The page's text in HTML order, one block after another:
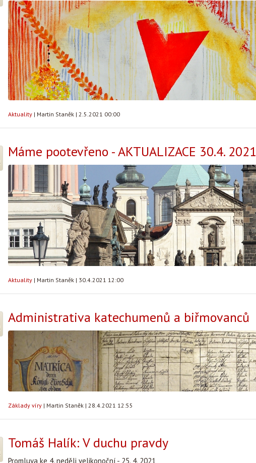
Aktuality | Martin Staněk | 2.5.2021 00:00
Máme pootevřeno - AKTUALIZACE 30.4. 2021
Aktuality | Martin Staněk | 30.4.2021 12:00
Administrativa katechumenů a biřmovanců
Základy víry | Martin Staněk | 28.4.2021 12:55
Tomáš Halík: V duchu pravdy
Promluva ke 4. neděli velikonoční - 25. 4. 2021